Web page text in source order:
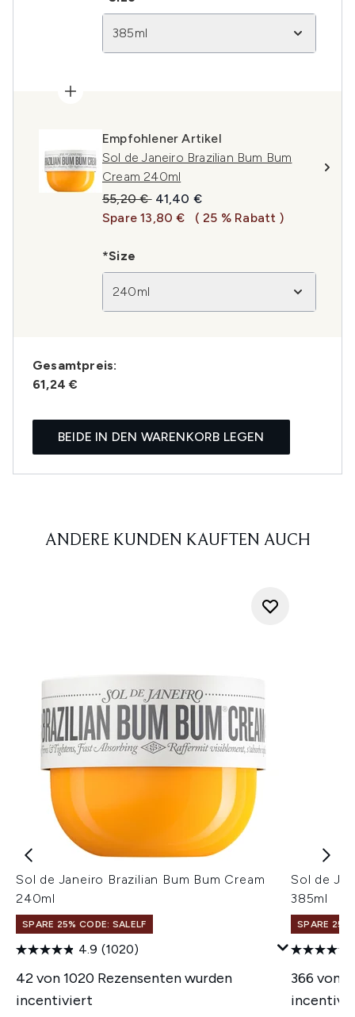
385ml
Empfohlener Artikel
Sol de Janeiro Brazilian Bum Bum
Cream 240ml
Unverbindliche Preisempfehlung:
55,20 € Aktueller Preis:
41,40 €
Spare 13,80 €
( 25 % Rabatt )
*Size
240ml
Gesamtpreis:
61,24 €
BEIDE IN DEN WARENKORB LEGEN
ANDERE KUNDEN KAUFTEN AUCH
Sol de Janeiro Brazilian Bum Bum Cream
240ml
SPARE 25% CODE: SALELF
4.9 (1020)
42 von 1020 Rezensenten wurden
incentiviert
Sol de
385ml
SPARE 25%
366 von